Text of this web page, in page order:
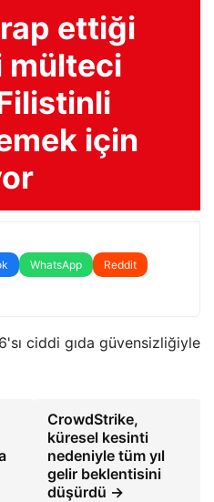
ettiği
mülteci
için
WhatsApp
Reddit
ciddi gıda güvensizliğiyle
CrowdStrike,
küresel kesinti
nedeniyle tüm yıl
gelir beklentisini
düşürdü →